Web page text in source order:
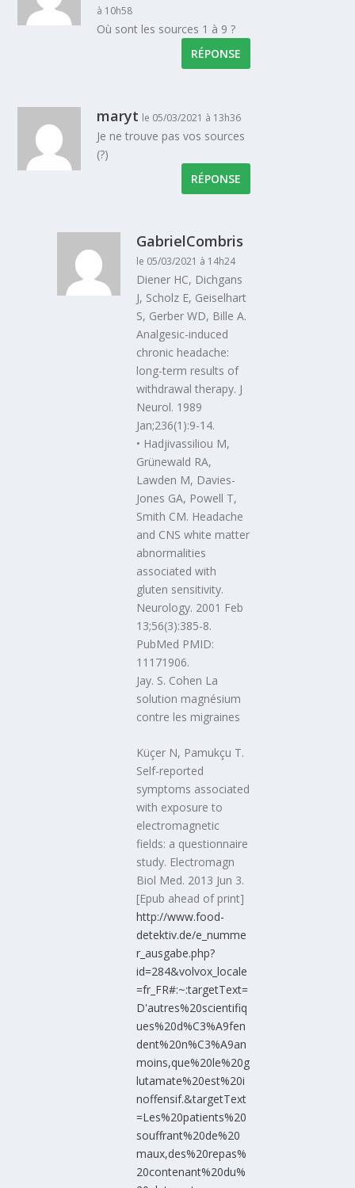
à 10h58
Où sont les sources 1 à 9 ?
RÉPONSE
maryt le 05/03/2021 à 13h36
Je ne trouve pas vos sources
(?)
RÉPONSE
GabrielCombris
le 05/03/2021 à 14h24
Diener HC, Dichgans
J, Scholz E, Geiselhart
S, Gerber WD, Bille A.
Analgesic-induced
chronic headache:
long-term results of
withdrawal therapy. J
Neurol. 1989
Jan;236(1):9-14.
• Hadjivassiliou M,
Grünewald RA,
Lawden M, Davies-
Jones GA, Powell T,
Smith CM. Headache
and CNS white matter
abnormalities
associated with
gluten sensitivity.
Neurology. 2001 Feb
13;56(3):385-8.
PubMed PMID:
11171906.
Jay. S. Cohen La
solution magnésium
contre les migraines
Küçer N, Pamukçu T.
Self-reported
symptoms associated
with exposure to
electromagnetic
fields: a questionnaire
study. Electromagn
Biol Med. 2013 Jun 3.
[Epub ahead of print]
http://www.food-
detektiv.de/e_numme
r_ausgabe.php?
id=284&volvox_locale
=fr_FR#:~:targetText=
D'autres%20scientifiq
ues%20d%C3%A9fen
dent%20n%C3%A9an
moins,que%20le%20g
lutamate%20est%20i
noffensif.&targetText
=Les%20patients%20
souffrant%20de%20
maux,des%20repas%
20contenant%20du%